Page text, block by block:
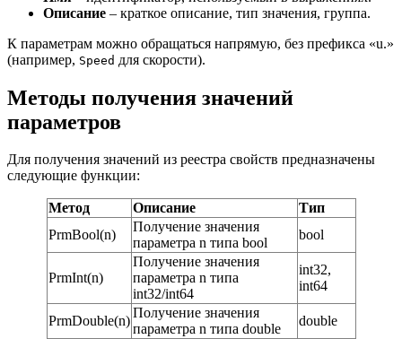
Описание – краткое описание, тип значения, группа.
К параметрам можно обращаться напрямую, без префикса «u.»
(например, Speed для скорости).
Методы получения значений
параметров
Для получения значений из реестра свойств предназначены
следующие функции:
Метод Описание
Тип
PrmBool(n)
Получение значения
параметра n типа bool
bool
PrmInt(n)
Получение значения
параметра n типа
int32/int64
int32,
int64
PrmDouble(n)
Получение значения
параметра n типа double
double